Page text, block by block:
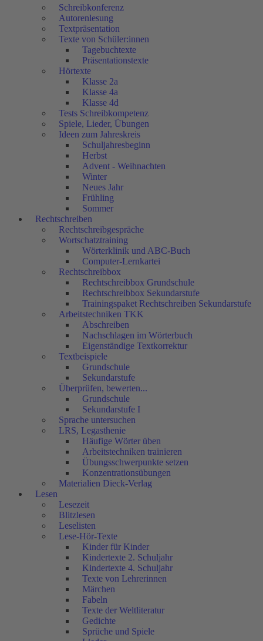
Schreibkonferenz
Autorenlesung
Textpräsentation
Texte von Schüler:innen
Tagebuchtexte
Präsentationstexte
Hörtexte
Klasse 2a
Klasse 4a
Klasse 4d
Tests Schreibkompetenz
Spiele, Lieder, Übungen
Ideen zum Jahreskreis
Schuljahresbeginn
Herbst
Advent - Weihnachten
Winter
Neues Jahr
Frühling
Sommer
Rechtschreiben
Rechtschreibgespräche
Wortschatztraining
Wörterklinik und ABC-Buch
Computer-Lernkartei
Rechtschreibbox
Rechtschreibbox Grundschule
Rechtschreibbox Sekundarstufe
Trainingspaket Rechtschreiben Sekundarstufe
Arbeitstechniken TKK
Abschreiben
Nachschlagen im Wörterbuch
Eigenständige Textkorrektur
Textbeispiele
Grundschule
Sekundarstufe
Überprüfen, bewerten...
Grundschule
Sekundarstufe I
Sprache untersuchen
LRS, Legasthenie
Häufige Wörter üben
Arbeitstechniken trainieren
Übungsschwerpunkte setzen
Konzentrationsübungen
Materialien Dieck-Verlag
Lesen
Lesezeit
Blitzlesen
Leselisten
Lese-Hör-Texte
Kinder für Kinder
Kindertexte 2. Schuljahr
Kindertexte 4. Schuljahr
Texte von Lehrerinnen
Märchen
Fabeln
Texte der Weltliteratur
Gedichte
Sprüche und Spiele